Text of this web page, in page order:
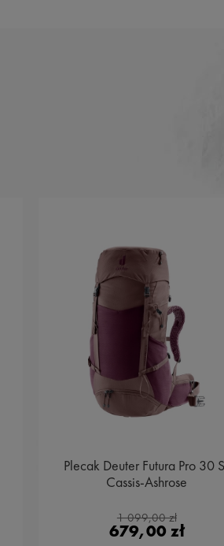
Plecak Deuter Futura Pro 30 SL
Cassis-Ashrose
1 099,00 zł
679,00 zł